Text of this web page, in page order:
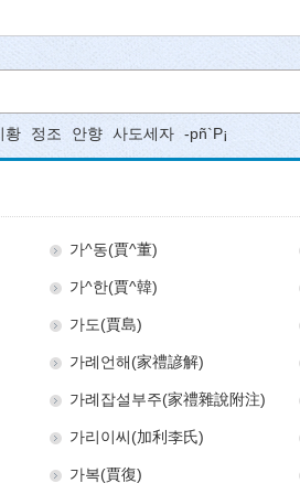
황 정조 안향 사도세자 -pñ`P¡